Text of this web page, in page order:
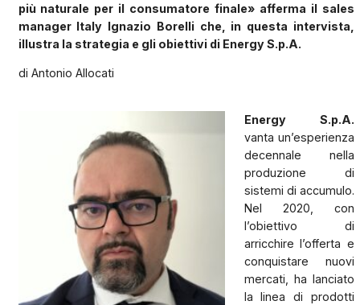
più naturale per il consumatore finale» afferma il sales
manager Italy Ignazio Borelli che, in questa intervista,
illustra la strategia e gli obiettivi di Energy S.p.A.
di Antonio Allocati
Energy S.p.A.
vanta un’esperienza
decennale nella
produzione di
sistemi di accumulo.
Nel 2020, con
l’obiettivo di
arricchire l’offerta e
conquistare nuovi
mercati, ha lanciato
la linea di prodotti